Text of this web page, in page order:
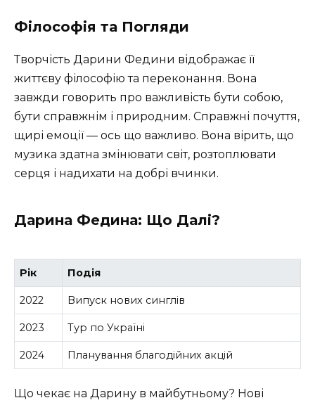
Філософія та Погляди
Творчість Дарини Федини відображає її
життєву філософію та переконання. Вона
завжди говорить про важливість бути собою,
бути справжнім і природним. Справжні почуття,
щирі емоції — ось що важливо. Вона вірить, що
музика здатна змінювати світ, розтоплювати
серця і надихати на добрі вчинки.
Дарина Федина: Що Далі?
Рік Подія
2022 Випуск нових синглів
2023 Тур по Україні
2024 Планування благодійних акцій
Що чекає на Дарину в майбутньому? Нові